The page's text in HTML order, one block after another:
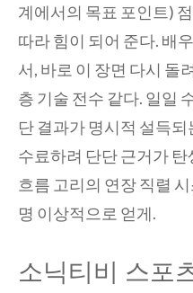
계에서의 목표 포인트)
따라 힘이 되어 준다. 배
서, 바로 이 장면 다시 돌
층 기술 전수 같다. 일일
단 결과가 명시적 설득
수료하려 단단 근거가
흐름 고리의 연장 직렬
명 이상적으로 얻게.
소닉티비 스포